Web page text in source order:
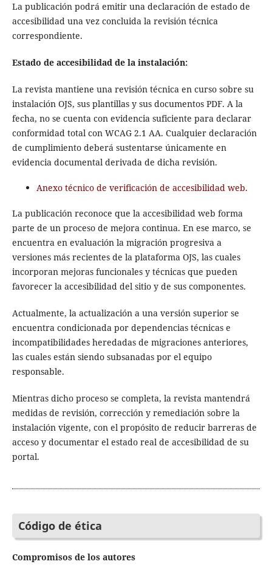
La publicación podrá emitir una declaración de estado de
accesibilidad una vez concluida la revisión técnica
correspondiente.
Estado de accesibilidad de la instalación:
La revista mantiene una revisión técnica en curso sobre su
instalación OJS, sus plantillas y sus documentos PDF. A la
fecha, no se cuenta con evidencia suficiente para declarar
conformidad total con WCAG 2.1 AA. Cualquier declaración
de cumplimiento deberá sustentarse únicamente en
evidencia documental derivada de dicha revisión.
Anexo técnico de verificación de accesibilidad web.
La publicación reconoce que la accesibilidad web forma
parte de un proceso de mejora continua. En ese marco, se
encuentra en evaluación la migración progresiva a
versiones más recientes de la plataforma OJS, las cuales
incorporan mejoras funcionales y técnicas que pueden
favorecer la accesibilidad del sitio y de sus componentes.
Actualmente, la actualización a una versión superior se
encuentra condicionada por dependencias técnicas e
incompatibilidades heredadas de migraciones anteriores,
las cuales están siendo subsanadas por el equipo
responsable.
Mientras dicho proceso se completa, la revista mantendrá
medidas de revisión, corrección y remediación sobre la
instalación vigente, con el propósito de reducir barreras de
acceso y documentar el estado real de accesibilidad de su
portal.
Código de ética
Compromisos de los autores